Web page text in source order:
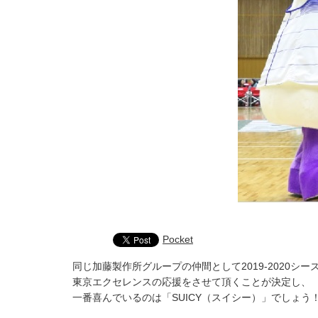
Pocket
同じ加藤製作所グループの仲間として2019-2020シー
東京エクセレンスの応援をさせて頂くことが決定し、
一番喜んでいるのは「SUICY（スイシー）」でしょう